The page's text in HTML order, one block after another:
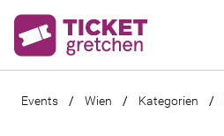
Events / Wien / Kategorien /